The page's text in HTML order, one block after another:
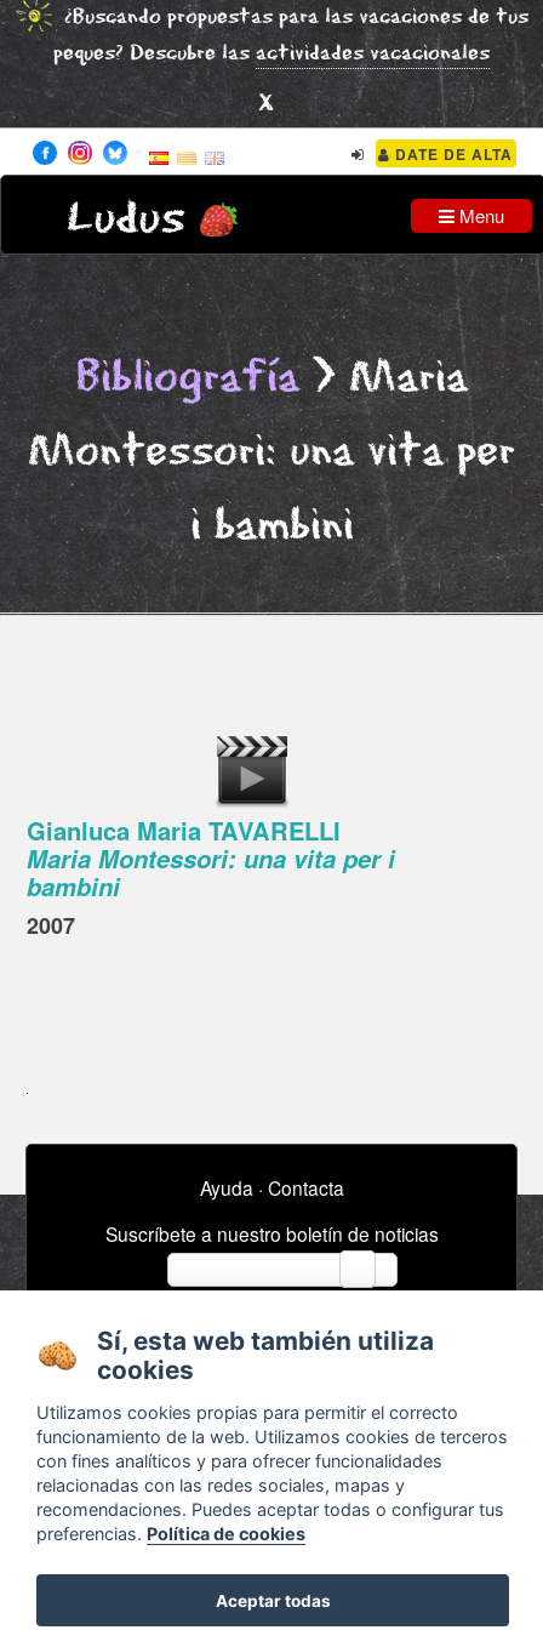
¿Buscando propuestas para las vacaciones de tus
peques? Descubre lasactividades vacacionales
x
DATE DE ALTA
Ludus Menu
Bibliografía> Maria
Montessori: una vita per
i bambini
Gianluca Maria TAVARELLI
Maria Montessori: una vita per i
bambini
2007
Ayuda · Contacta
Suscríbete a nuestro boletín de noticias
Acerca de
condiciones
Configurar cookies
Agenda
Anuncios / Empleo
Bibliografía
Sí, esta web también utiliza
cookies
Utilizamos cookies propias para permitir el correcto
funcionamiento de la web. Utilizamos cookies de terceros
con fines analíticos y para ofrecer funcionalidades
relacionadas con las redes sociales, mapas y
recomendaciones. Puedes aceptar todas o configurar tus
preferencias. Política de cookies
Aceptar todas